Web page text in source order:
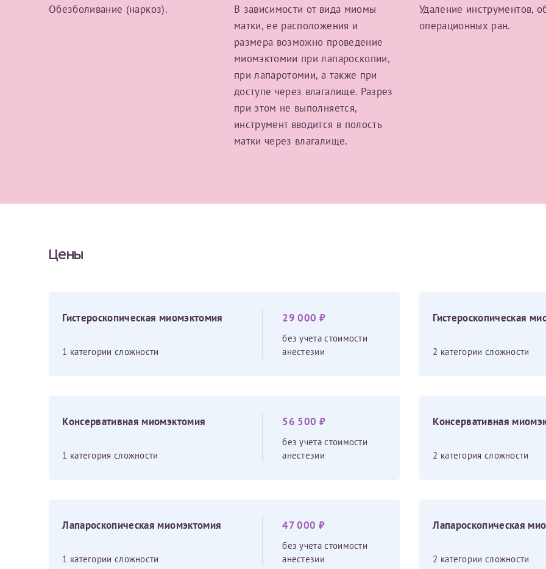
Обезболивание (наркоз).
В зависимости от вида миомы
матки, ее расположения и
размера возможно проведение
миомэктомии при лапароскопии,
при лапаротомии, а также при
доступе через влагалище. Разрез
при этом не выполняется,
инструмент вводится в полость
матки через влагалище.
Удаление инструментов,
операционных ран.
Цены
Гистероскопическая миомэктомия
1 категории сложности
29 000 ₽
без учета стоимости
анестезии
Гистероскопическая
2 категории сложности
Консервативная миомэктомия
1 категория сложности
56 500 ₽
без учета стоимости
анестезии
Консервативная
2 категория сложности
Лапароскопическая миомэктомия
1 категории сложности
47 000 ₽
без учета стоимости
анестезии
Лапароскопическая
2 категории сложности
налогоплательщик, тот, кто будет получать вычет - ФИО налогоплательщика
Получение справки
Лично в кассе центра
Прислать на эл. почту
Я подтверждаю свое согласие на передачу указанной мной информации в электронной форме (в том числе персональных данных) по открытым
каналам связи сети Интернет.